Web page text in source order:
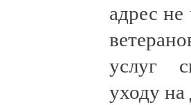
адрес
услуг
уходу